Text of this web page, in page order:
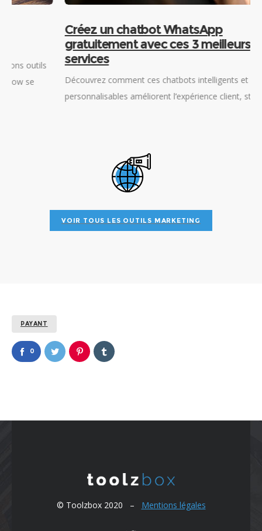
Créez un chatbot WhatsApp
gratuitement avec ces 3 meilleurs
services
Découvrez comment ces chatbots intelligents et
personnalisables améliorent l’expérience client, stimulent la
VOIR TOUS LES OUTILS MARKETING
PAYANT
0
© Toolzbox 2020 – Mentions légales